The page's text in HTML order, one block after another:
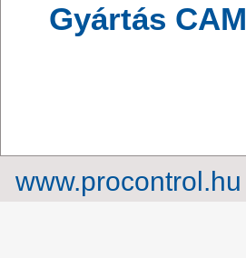
Gyártás CAM
www.procontrol.hu